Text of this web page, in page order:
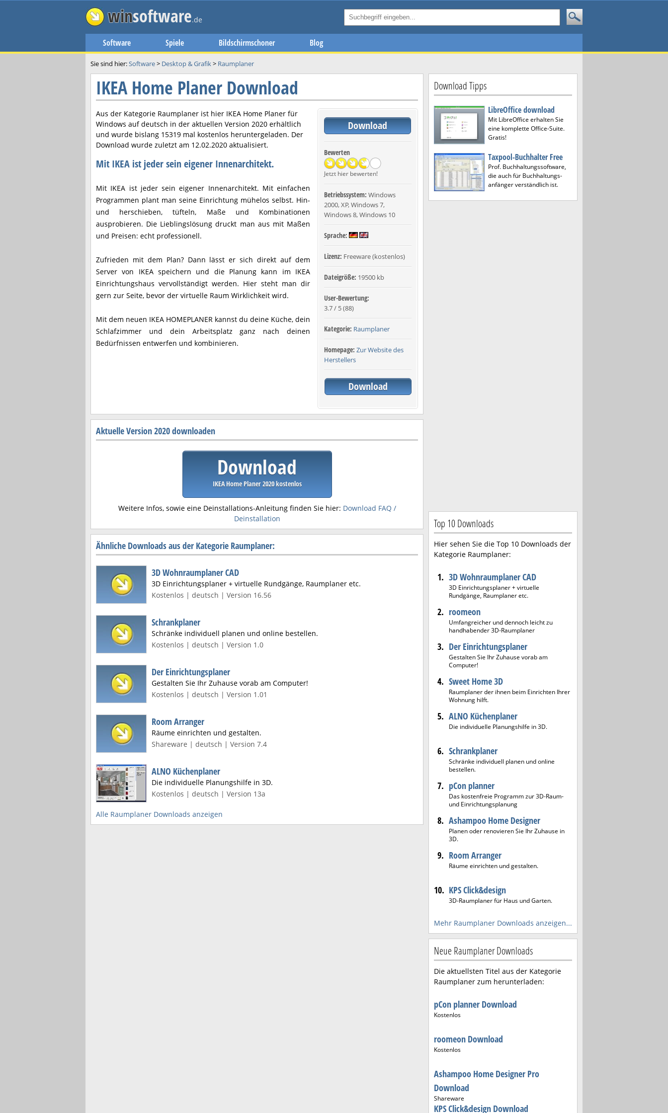
winsoftware.de
Software Spiele Bildschirmschoner Blog
Sie sind hier:Software> Desktop & Grafik> Raumplaner
IKEA Home Planer Download
Aus der Kategorie Raumplaner ist hier IKEA Home Planer für
Windows auf deutsch in der aktuellen Version 2020 erhältlich
und wurde bislang 15319 mal kostenlos heruntergeladen. Der
Download wurde zuletzt am 12.02.2020 aktualisiert.
Download
Bewerten
Jetzt hier bewerten!
Betriebssystem: Windows
2000, XP, Windows 7,
Windows 8, Windows 10
Sprache:
Lizenz: Freeware (kostenlos)
Dateigröße: 19500 kb
User-Bewertung:
3.7/ 5(88)
Kategorie: Raumplaner
Homepage: Zur Website des
Herstellers
Download
Mit IKEA ist jeder sein eigener Innenarchitekt.
Mit IKEA ist jeder sein eigener Innenarchitekt. Mit einfachen
Programmen plant man seine Einrichtung mühelos selbst. Hin-
und herschieben, tüfteln, Maße und Kombinationen
ausprobieren. Die Lieblingslösung druckt man aus mit Maßen
und Preisen: echt professionell.
Zufrieden mit dem Plan? Dann lässt er sich direkt auf dem
Server von IKEA speichern und die Planung kann im IKEA
Einrichtungshaus vervollständigt werden. Hier steht man dir
gern zur Seite, bevor der virtuelle Raum Wirklichkeit wird.
Mit dem neuen IKEA HOMEPLANER kannst du deine Küche, dein
Schlafzimmer und dein Arbeitsplatz ganz nach deinen
Bedürfnissen entwerfen und kombinieren.
Aktuelle Version 2020 downloaden
Download
IKEA Home Planer 2020 kostenlos
Weitere Infos, sowie eine Deinstallations-Anleitung finden Sie hier: Download FAQ /
Deinstallation
Ähnliche Downloads aus der Kategorie Raumplaner:
3D Wohnraumplaner CAD
3D Einrichtungsplaner + virtuelle Rundgänge, Raumplaner etc.
Kostenlos | deutsch | Version 16.56
Schrankplaner
Schränke individuell planen und online bestellen.
Kostenlos | deutsch | Version 1.0
Der Einrichtungsplaner
Gestalten Sie Ihr Zuhause vorab am Computer!
Kostenlos | deutsch | Version 1.01
Room Arranger
Räume einrichten und gestalten.
Shareware | deutsch | Version 7.4
ALNO Küchenplaner
Die individuelle Planungshilfe in 3D.
Kostenlos | deutsch | Version 13a
Alle Raumplaner Downloads anzeigen
Download Tipps
LibreOffice download
Mit LibreOffice erhalten Sie
eine komplette Office-Suite.
Gratis!
Taxpool-Buchhalter Free
Prof. Buchhaltungssoftware,
die auch für Buchhaltungs-
anfänger verständlich ist.
Top 10 Downloads
Hier sehen Sie die Top 10 Downloads der
Kategorie Raumplaner:
1. 3D Wohnraumplaner CAD
3D Einrichtungsplaner + virtuelle
Rundgänge, Raumplaner etc.
2. roomeon
Umfangreicher und dennoch leicht zu
handhabender 3D-Raumplaner
3. Der Einrichtungsplaner
Gestalten Sie Ihr Zuhause vorab am
Computer!
4. Sweet Home 3D
Raumplaner der ihnen beim Einrichten Ihrer
Wohnung hilft.
5. ALNO Küchenplaner
Die individuelle Planungshilfe in 3D.
6. Schrankplaner
Schränke individuell planen und online
bestellen.
7. pCon planner
Das kostenfreie Programm zur 3D-Raum-
und Einrichtungsplanung
8. Ashampoo Home Designer
Planen oder renovieren Sie Ihr Zuhause in
3D.
9. Room Arranger
Räume einrichten und gestalten.
10. KPS Click&design
3D-Raumplaner für Haus und Garten.
Mehr Raumplaner Downloads anzeigen...
Neue Raumplaner Downloads
Die aktuellsten Titel aus der Kategorie
Raumplaner zum herunterladen:
pCon planner Download
Kostenlos
roomeon Download
Kostenlos
Ashampoo Home Designer Pro
Download
Shareware
KPS Click&design Download